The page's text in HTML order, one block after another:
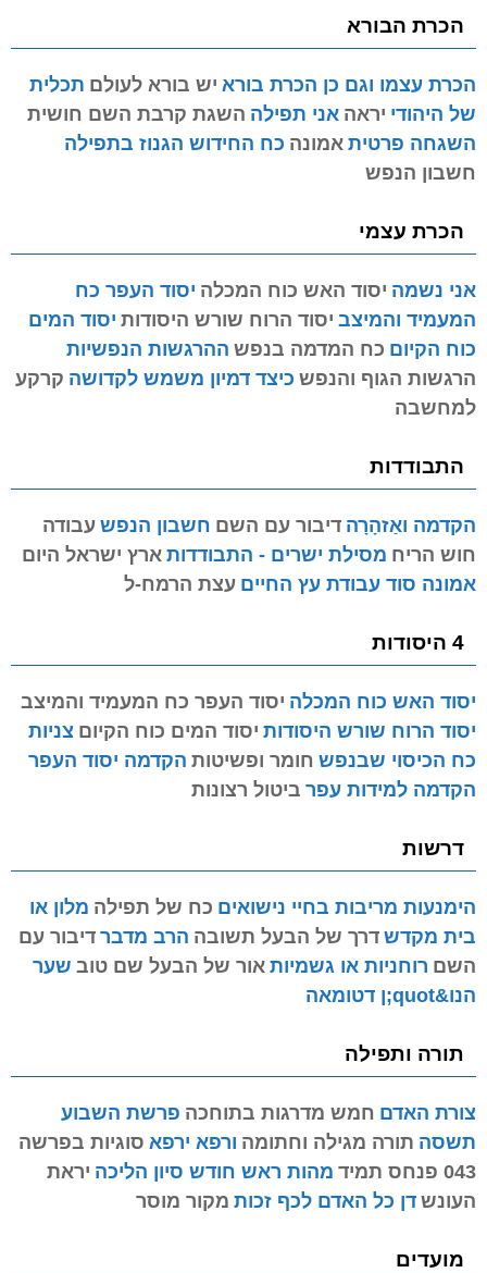
הכרת הבורא
הכרת עצמו וגם כן הכרת בורא יש בורא לעולם תכלית
של היהודי יראה אני תפילה השגת קרבת השם חושית
השגחה פרטית אמונה כח החידוש הגנוז בתפילה
חשבון הנפש
הכרת עצמי
אני נשמה יסוד האש כוח המכלה יסוד העפר כח
המעמיד והמיצב יסוד הרוח שורש היסודות יסוד המים
כוח הקיום כח המדמה בנפש ההרגשות הנפשיות
הרגשות הגוף והנפש כיצד דמיון משמש לקדושה קרקע
למחשבה
התבודדות
הקדמה ואַזהָרָה דיבור עם השם חשבון הנפש עבודה
חוש הריח מסילת ישרים - התבודדות ארץ ישראל היום
אמונה סוד עבודת עץ החיים עצת הרמח-ל
4 היסודות
יסוד האש כוח המכלה יסוד העפר כח המעמיד והמיצב
יסוד הרוח שורש היסודות יסוד המים כוח הקיום צניות
כח הכיסוי שבנפש חומר ופשיטות הקדמה יסוד העפר
הקדמה למידות עפר ביטול רצונות
דרשות
הימנעות מריבות בחיי נישואים כח של תפילה מלון או
בית מקדש דרך של הבעל תשובה הרב מדבר דיבור עם
השם רוחניות או גשמיות אור של הבעל שם טוב שער
הנו&quot;ן דטומאה
תורה ותפילה
צורת האדם חמש מדרגות בתוחכה פרשת השבוע
תשסה תורה מגילה וחתומה ורפא ירפא סוגיות בפרשה
043 פנחס תמיד
מהות ראש חודש סיון הליכה יראת
העונש דן כל האדם לכף זכות מקור מוסר
מועדים